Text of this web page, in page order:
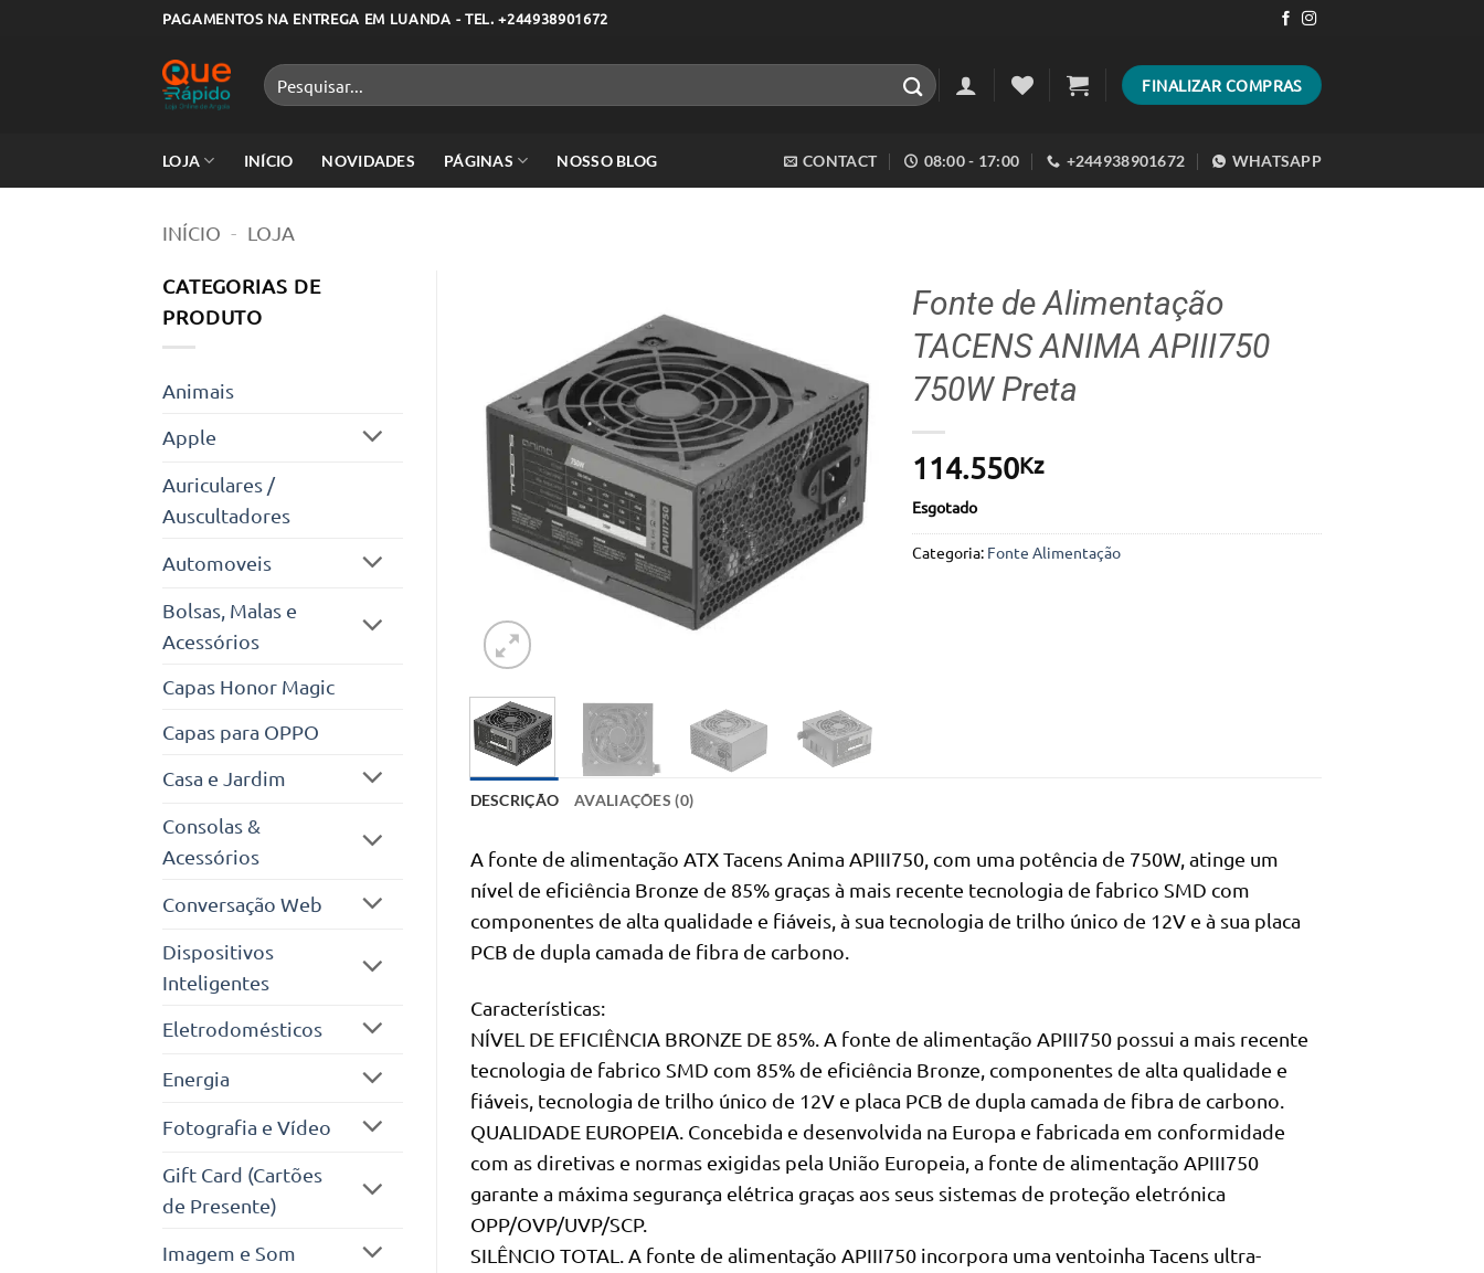
PAGAMENTOS NA ENTREGA EM LUANDA - TEL. +244938901672
Pesquisar
por:
FINALIZAR COMPRAS
LOJA INÍCIO NOVIDADES PÁGINAS NOSSO BLOG CONTACT 08:00 - 17:00 +244938901672 WHATSAPP
INÍCIO - LOJA
CATEGORIAS DE
PRODUTO
Animais
Apple
Auriculares /
Auscultadores
Automoveis
Bolsas, Malas e
Acessórios
Capas Honor Magic
Capas para OPPO
Casa e Jardim
Consolas &
Acessórios
Conversação Web
Dispositivos
Inteligentes
Eletrodomésticos
Energia
Fotografia e Vídeo
Gift Card (Cartões
de Presente)
Imagem e Som
Adicionar
aos meus
desejos
Fonte de Alimentação
TACENS ANIMA APIII750
750W Preta
114.550Kz
Esgotado
Categoria: Fonte Alimentação
DESCRIÇÃO AVALIAÇÕES (0)
A fonte de alimentação ATX Tacens Anima APIII750, com uma potência de 750W, atinge um
nível de eficiência Bronze de 85% graças à mais recente tecnologia de fabrico SMD com
componentes de alta qualidade e fiáveis, à sua tecnologia de trilho único de 12V e à sua placa
PCB de dupla camada de fibra de carbono.
Características:
NÍVEL DE EFICIÊNCIA BRONZE DE 85%. A fonte de alimentação APIII750 possui a mais recente
tecnologia de fabrico SMD com 85% de eficiência Bronze, componentes de alta qualidade e
fiáveis, tecnologia de trilho único de 12V e placa PCB de dupla camada de fibra de carbono.
QUALIDADE EUROPEIA. Concebida e desenvolvida na Europa e fabricada em conformidade
com as diretivas e normas exigidas pela União Europeia, a fonte de alimentação APIII750
garante a máxima segurança elétrica graças aos seus sistemas de proteção eletrónica
OPP/OVP/UVP/SCP.
SILÊNCIO TOTAL. A fonte de alimentação APIII750 incorpora uma ventoinha Tacens ultra-